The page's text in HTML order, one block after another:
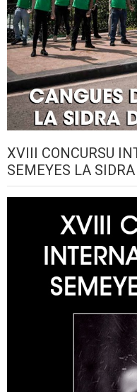
XVIII CONCURSU
SEMEYES LA SIDRA